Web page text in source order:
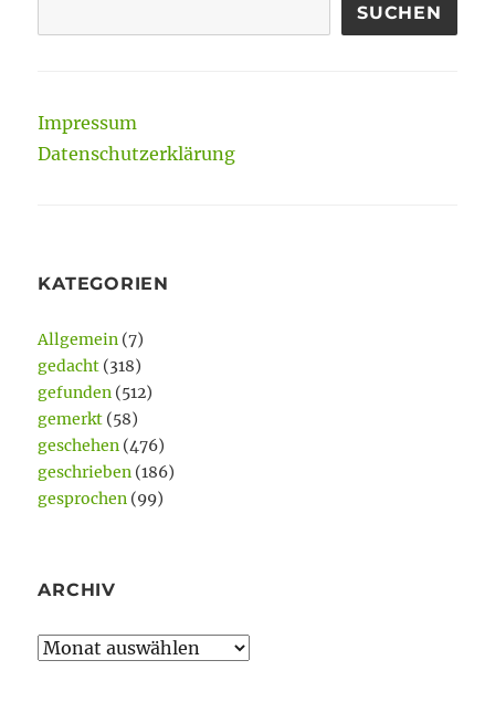
SUCHEN
Impressum
Datenschutzerklärung
KATEGORIEN
Allgemein (7)
gedacht (318)
gefunden (512)
gemerkt (58)
geschehen (476)
geschrieben (186)
gesprochen (99)
ARCHIV
Archiv